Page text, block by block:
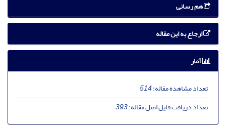
هم رسانی
ارجاع به این مقاله
آمار
تعداد مشاهده مقاله:514
تعداد دریافت فایل اصل مقاله:393